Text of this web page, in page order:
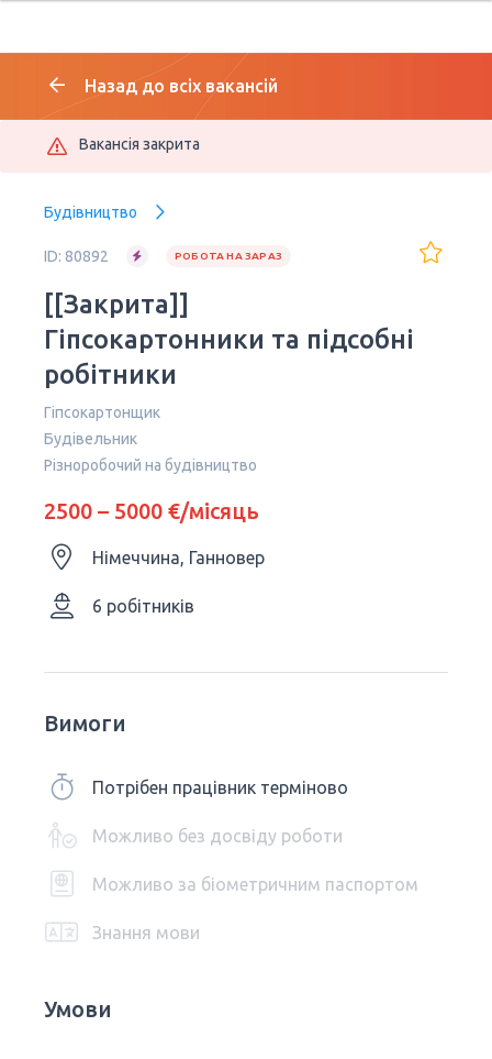
Назад до всіх вакансій
Вакансія закрита
Будівництво
ID: 80892 РОБОТА НА ЗАРАЗ
[[Закрита]]
Гіпсокартонники та підсобні
робітники
Гіпсокартонщик
Будівельник
Різноробочий на будівництво
2500 – 5000 €/місяць
Німеччина, Ганновер
6 робітників
Вимоги
Потрібен працівник терміново
Можливо без досвіду роботи
Можливо за біометричним паспортом
Знання мови
Умови